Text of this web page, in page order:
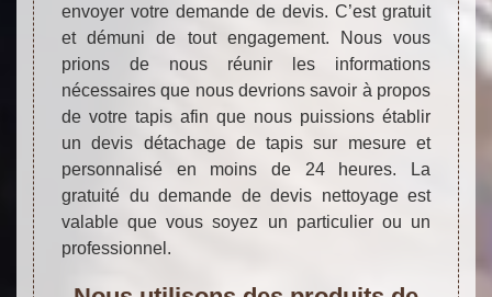
envoyer votre demande de devis. C’est gratuit
et démuni de tout engagement. Nous vous
prions de nous réunir les informations
nécessaires que nous devrions savoir à propos
de votre tapis afin que nous puissions établir
un devis détachage de tapis sur mesure et
personnalisé en moins de 24 heures. La
gratuité du demande de devis nettoyage est
valable que vous soyez un particulier ou un
professionnel.